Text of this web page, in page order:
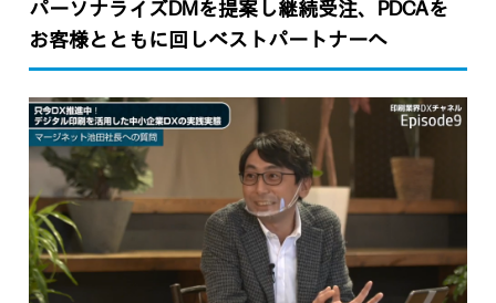
パーソナライズDMを提案し継続受注、PDCAを
お客様とともに回しベストパートナーへ